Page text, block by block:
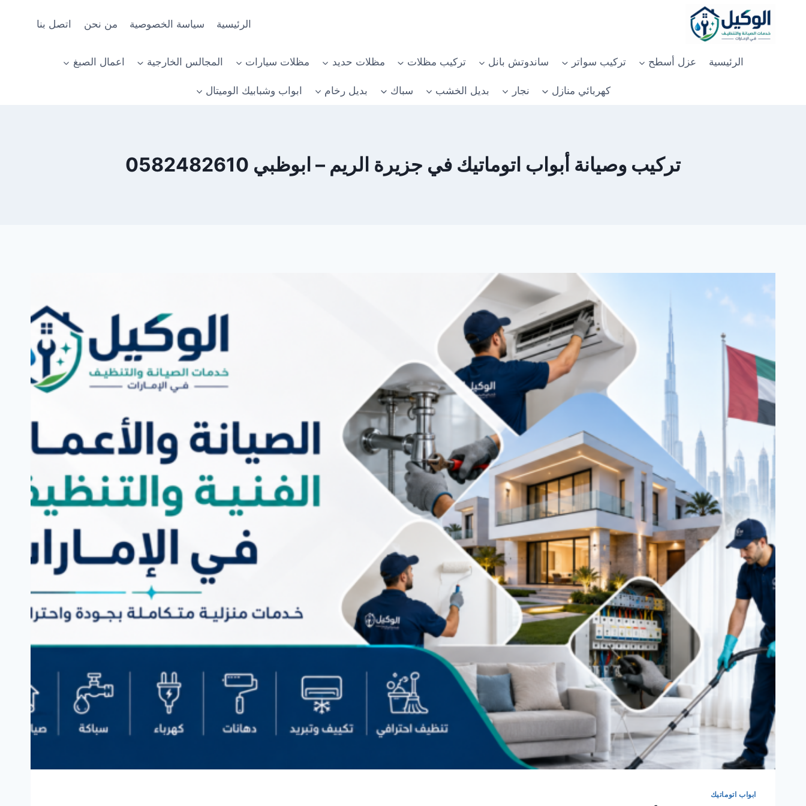
الرئيسية سياسة الخصوصية من نحن اتصل بنا
الرئيسية عزل أسطح تركيب سواتر ساندوتش بانل تركيب مظلات مظلات حديد مظلات سيارات المجالس الخارجية اعمال الصبغ
كهربائي منازل نجار بديل الخشب سباك بديل رخام ابواب وشبابيك الوميتال
تركيب وصيانة أبواب اتوماتيك في جزيرة الريم – ابوظبي 0582482610
ابواب اتوماتيك